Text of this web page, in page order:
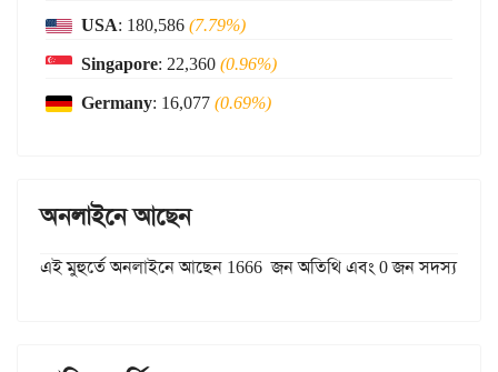
USA: 180,586(7.79%)
Singapore: 22,360(0.96%)
Germany: 16,077(0.69%)
অনলাইনে আছেন
এই মুহুর্তে অনলাইনে আছেন 1666 জন অতিথি এবং 0 জন সদস্য